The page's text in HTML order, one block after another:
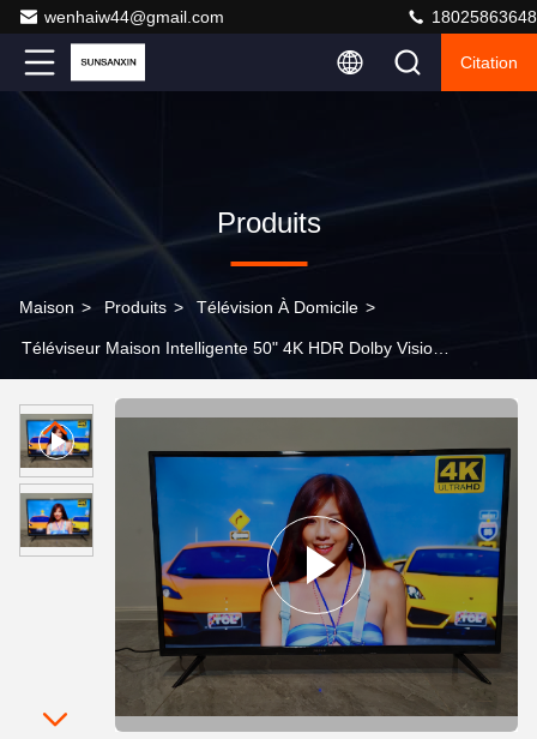
wenhaiw44@gmail.com 18025863648
Citation
Produits
Maison > Produits > Télévision À Domicile >
Téléviseur Maison Intelligente 50" 4K HDR Dolby Vision